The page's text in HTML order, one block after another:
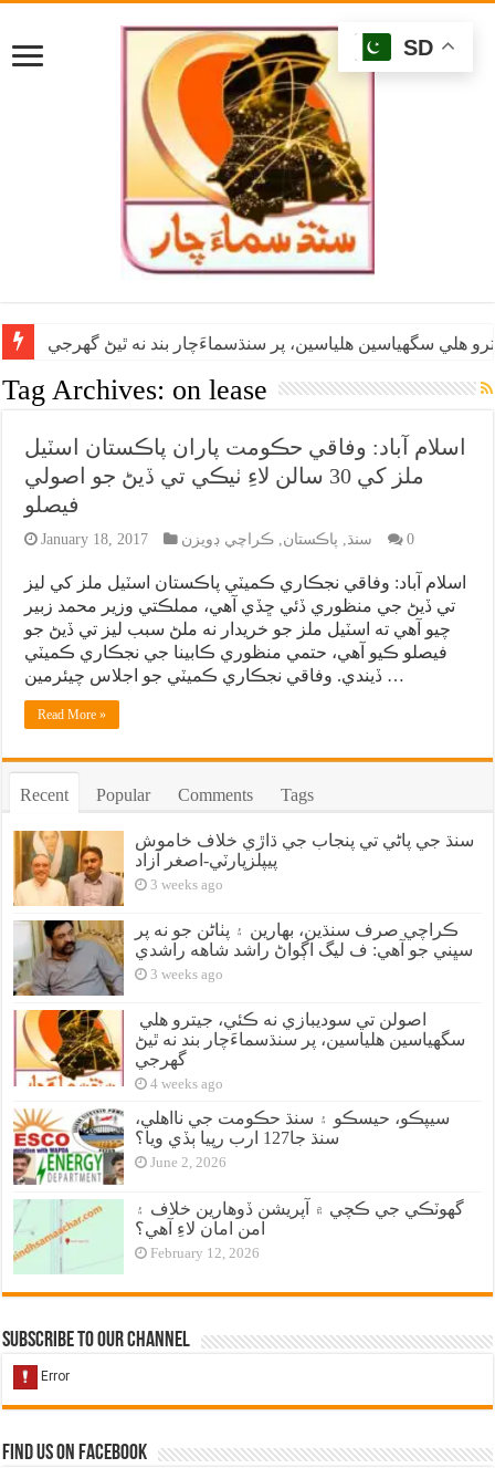
هلي سگهياسين هلياسين، پر سنڌسماءَچار بند نه ٿيڻ گهرجي
Tag Archives: on lease
اسلام آباد: وفاقي حڪومت پاران پاڪستان اسٽيل
ملز کي 30 سالن لاءِ ٺيڪي تي ڏيڻ جو اصولي
فيصلو
January 18, 2017 سنڌ, پاڪستان, ڪراچي ڊويزن 0
اسلام آباد: وفاقي نجڪاري ڪميٽي پاڪستان اسٽيل ملز کي ليز
تي ڏيڻ جي منظوري ڏئي ڇڏي آهي، مملڪتي وزير محمد زبير
چيو آهي ته اسٽيل ملز جو خريدار نه ملڻ سبب ليز تي ڏيڻ جو
فيصلو ڪيو آهي، حتمي منظوري ڪابينا جي نجڪاري ڪميٽي
ڏيندي. وفاقي نجڪاري ڪميٽي جو اجلاس چيئرمين …
Read More »
Recent Popular Comments Tags
سنڌ جي پاڻي تي پنجاب جي ڌاڙي خلاف خاموش
پيپلزپارٽي-اصغر آزاد
3 weeks ago
ڪراچي صرف سنڌين، بهارين ۽ پٺاڻن جو نه پر
سڀني جو آهي: ف ليگ اڳواڻ راشد شاهه راشدي
3 weeks ago
سگهياسين هلياسين، پر سنڌسماءَچار بند نه ٿيڻ
گهرجي
4 weeks ago
سيپڪو، حيسڪو ۽ سنڌ حڪومت جي نااهلي،
سنڌ جا127 ارب رپيا ٻڏي ويا؟
June 2, 2026
گهوٽڪي جي ڪچي ۾ آپريشن ڏوهارين خلاف ۽
امن امان لاءِ آهي؟
February 12, 2026
Subscribe to our Channel
Find us on Facebook
SD